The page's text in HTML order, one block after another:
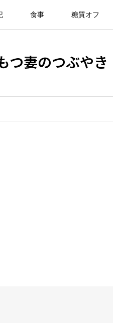
食事 糖質オフ
つ妻のつぶやき